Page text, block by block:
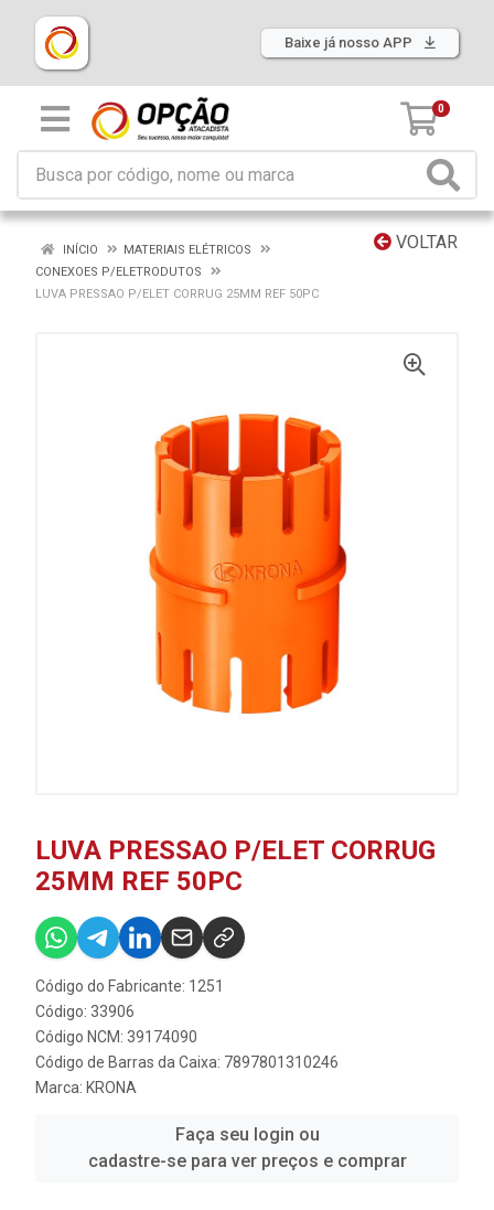
Baixe já nosso APP
0
VOLTAR
INÍCIO
MATERIAIS ELÉTRICOS
CONEXOES P/ELETRODUTOS
LUVA PRESSAO P/ELET CORRUG 25MM REF 50PC
LUVA PRESSAO P/ELET CORRUG
25MM REF 50PC
Código do Fabricante: 1251
Código: 33906
Código NCM: 39174090
Código de Barras da Caixa: 7897801310246
Marca: KRONA
Faça seu login ou
cadastre-se para ver preços e comprar